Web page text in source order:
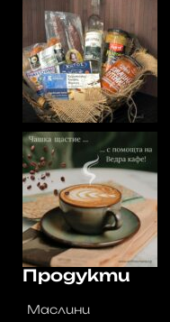
Продукти
Маслини